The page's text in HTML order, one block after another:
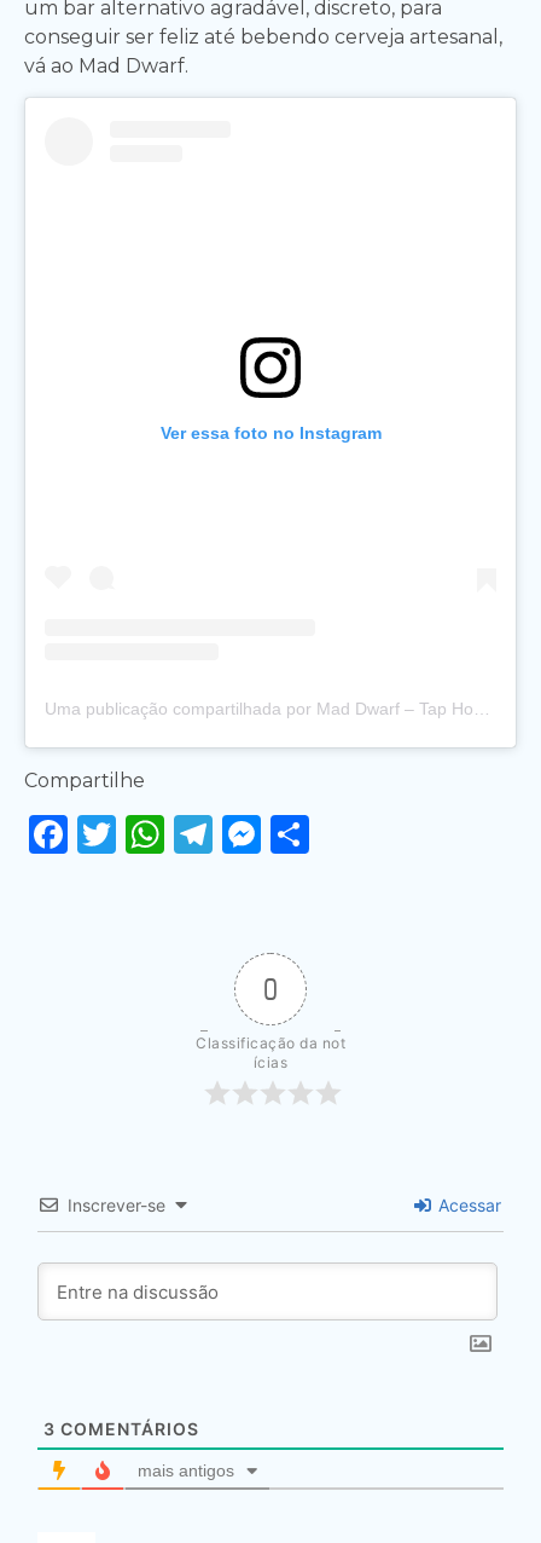
um bar alternativo agradável, discreto, para
conseguir ser feliz até bebendo cerveja artesanal,
vá ao Mad Dwarf.
Ver essa foto no Instagram
Uma publicação compartilhada por Mad Dwarf – Tap House – SLZ (@md.saoluisma)
Compartilhe
Facebook
Twitter
WhatsApp
Telegram
Messenger
0
Classificação da not
ícias
Inscrever-se Acessar
3 COMENTÁRIOS
mais antigos